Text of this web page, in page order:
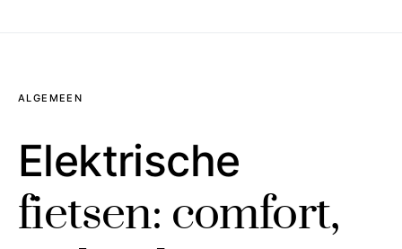
ALGEMEEN
Elektrische
fietsen: comfort,